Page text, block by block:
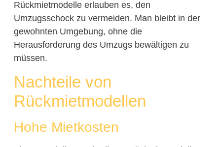
Rückmietmodelle erlauben es, den
Umzugsschock zu vermeiden. Man bleibt in der
gewohnten Umgebung, ohne die
Herausforderung des Umzugs bewältigen zu
müssen.
Nachteile von
Rückmietmodellen
Hohe Mietkosten